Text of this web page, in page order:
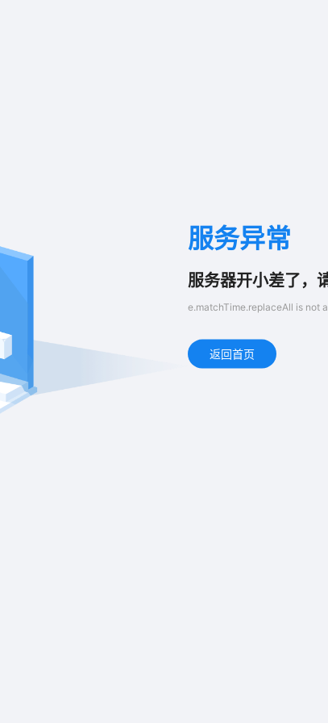
服务异常
服务器开小差了，
e.matchTime.replaceAll is not
返回首页